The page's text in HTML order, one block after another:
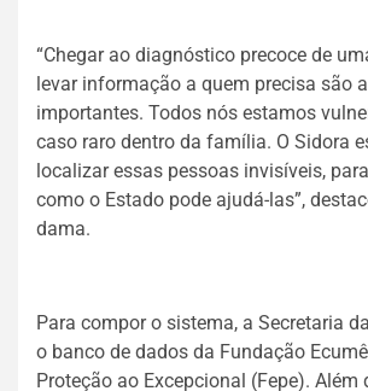
“Chegar ao diagnóstico precoce de
levar informação a quem precisa são
importantes. Todos nós estamos
caso raro dentro da família. O Sidora
localizar essas pessoas invisíveis,
como o Estado pode ajudá-las”,
dama.
Para compor o sistema, a Secretaria
o banco de dados da Fundação
Proteção ao Excepcional (Fepe). Além